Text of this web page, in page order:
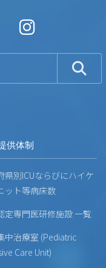
供体制
県別ICUならびにハイケ
ット等病床数
定専門医研修施設 一覧
中治療室 (Pediatric
Care Unit)